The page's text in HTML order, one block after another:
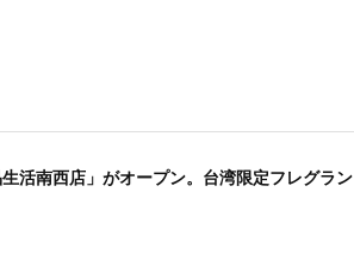
活南西店」がオープン。台湾限定フレグラン